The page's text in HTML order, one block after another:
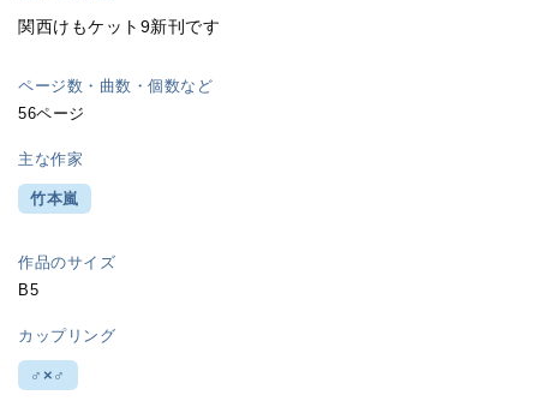
関西けもケット9新刊です
ページ数・曲数・個数など
56ページ
主な作家
竹本嵐
作品のサイズ
B5
カップリング
♂×♂